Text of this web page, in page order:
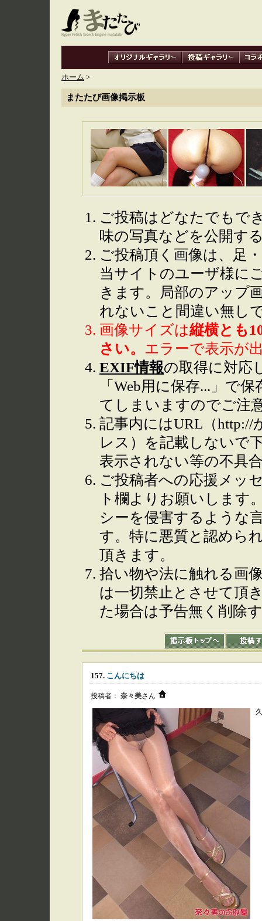
ホーム >
またたび画像掲示板
ご投稿はどなたでもで
味の写真などを公開す
ご投稿頂く画像は、足
当サイトのユーザ様に
きます。局部のアップ
れないこと間違い無し
画像サイズは縦横とも
さい。 エラーで表示が
EXIF情報の取得に対応
「Web用に保存...」で
てしまいますのでご注
記事内にはURL（
レス）を記載しないで
表示されない等の不具
ご投稿者への応援メッ
ト欄よりお願いします
シーを侵害するような
す。特に悪質と認めら
頂きます。
拾い物や法に触れる画
は一切禁止とさせて頂
た場合は予告無く削除
157. こんにちは
投稿者： 奈々美さん